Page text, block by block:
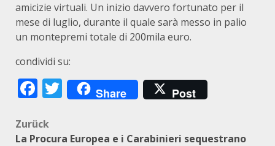
amicizie virtuali. Un inizio davvero fortunato per il
mese di luglio, durante il quale sarà messo in palio
un montepremi totale di 200mila euro.
condividi su:
Facebook
Twitter
Share Post
Beitragsnavigation
Zurück
La Procura Europea e i Carabinieri sequestrano